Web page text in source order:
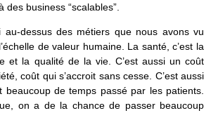
business “scalables”.
au-dessus des métiers que nous avons vu
de valeur humaine. La santé, c’est la
et la qualité de la vie. C’est aussi un coût
coût qui s’accroit sans cesse. C’est aussi
beaucoup de temps passé par les patients.
on a de la chance de passer beaucoup